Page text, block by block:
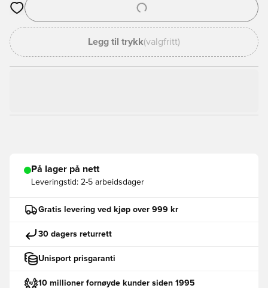
Åpner en Modal for å logge inn eller registrere deg som
Legg til trykk(valgfritt)
På lager på nett
Leveringstid: 2-5 arbeidsdager
Gratis levering ved kjøp over 999 kr
30 dagers returrett
Unisport prisgaranti
10 millioner fornøyde kunder siden 1995